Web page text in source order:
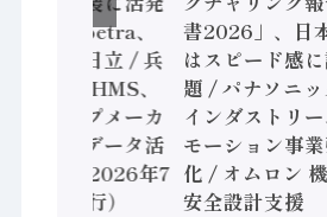
き Noetra、
通、日立 / 兵
備 × HMS、
ポンプメーカ
挑むデータ活
など（2026年7
日発行）
書2026」、日本
はスピード感に課
題 / パナソニック
インダストリー、
モーション事業強
化 / オムロン 機械
安全設計支援